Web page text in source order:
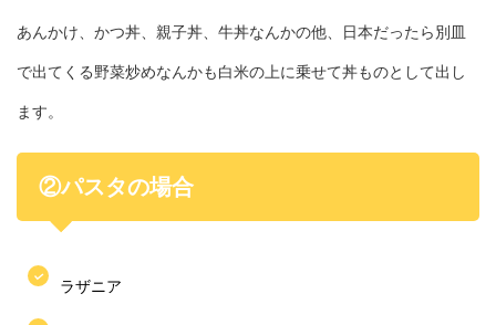
あんかけ、かつ丼、親子丼、牛丼なんかの他、日本だったら別皿
で出てくる野菜炒めなんかも白米の上に乗せて丼ものとして出し
ます。
②パスタの場合
ラザニア